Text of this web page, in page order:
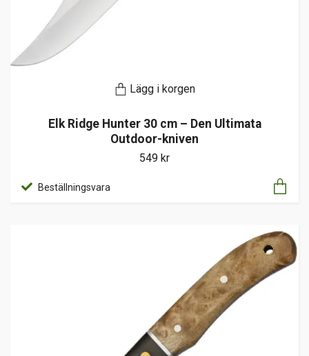
Lägg i korgen
Elk Ridge Hunter 30 cm – Den Ultimata
Outdoor-kniven
549 kr
Beställningsvara